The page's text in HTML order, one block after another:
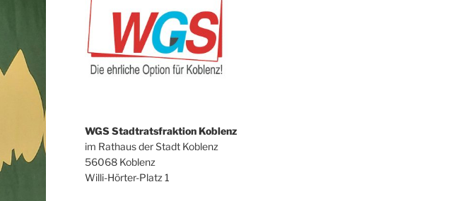
WGS Stadtratsfraktion Koblenz
im Rathaus der Stadt Koblenz
56068 Koblenz
Willi-Hörter-Platz 1